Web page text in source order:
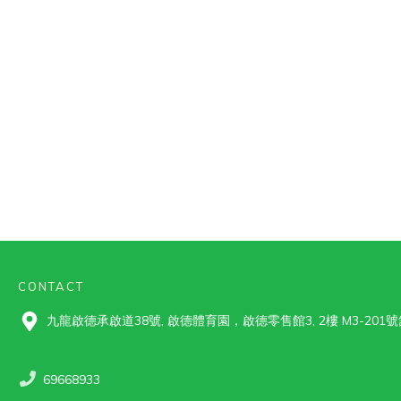
CONTACT
九龍啟德承啟道38號, 啟德體育園，啟德零售館3, 2樓 M3-201號
69668933